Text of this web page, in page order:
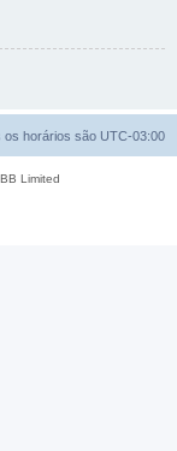
os horários são UTC-03:00
Limited